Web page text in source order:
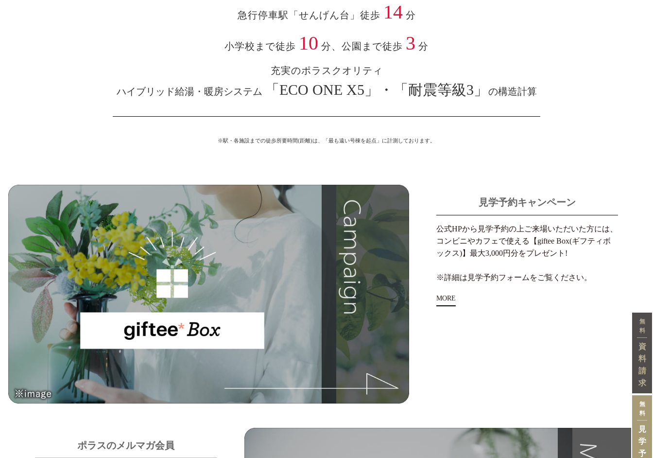
急行停車駅「せんげん台」徒歩 14分
小学校まで徒歩 10 分、公園まで徒歩 3 分
充実のポラスクオリティ
ハイブリッド給湯・暖房システム
「ECO ONE X5」・「耐震等級3」 の構造計算
※駅・各施設までの徒歩所要時間(距離)は、「最も遠い号棟を起点」に計測しております。
見学予約キャンペーン
公式HPから見学予約の上ご来場いただいた方には、
コンビニやカフェで使える【giftee Box(ギフティボ
ックス)】最大3,000円分をプレゼント!
※詳細は見学予約フォームをご覧ください。
MORE
ポラスのメルマガ会員
無
料
資
料
請
求
無
料
見
学
予